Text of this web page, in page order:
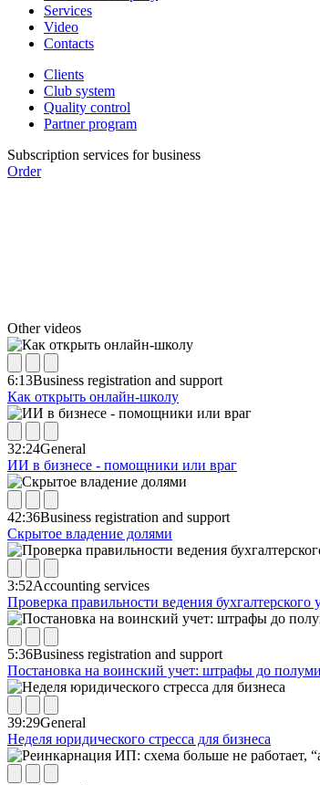
Services
Video
Contacts
Clients
Club system
Quality control
Partner program
Subscription services for business
Order
Other videos
6:13Business registration and support
Как открыть онлайн-школу
32:24General
ИИ в бизнесе - помощники или враг
42:36Business registration and support
Скрытое владение долями
3:52Accounting services
Проверка правильности ведения бухгалтерского
5:36Business registration and support
Постановка на воинский учет: штрафы до
39:29General
Неделя юридического стресса для бизнеса